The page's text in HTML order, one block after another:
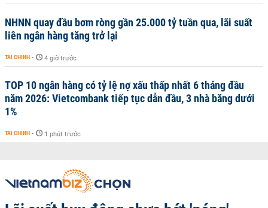
NHNN quay đầu bơm ròng gần 25.000 tỷ tuần qua, lãi suất
liên ngân hàng tăng trở lại
TÀI CHÍNH - 4 giờ trước
TOP 10 ngân hàng có tỷ lệ nợ xấu thấp nhất 6 tháng đầu
năm 2026: Vietcombank tiếp tục dẫn đầu, 3 nhà băng dưới
1%
TÀI CHÍNH - 1 phút trước